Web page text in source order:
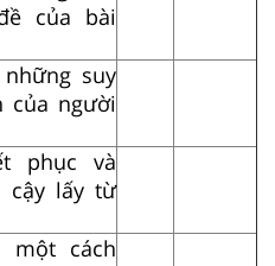
của bài
suy
của người
phục và
cậy lấy từ
một cách